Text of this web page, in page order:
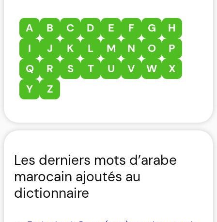
A B C D E F G
H
I
J K L M N O
P
Q
R S T U V W
X
Y
Z
Les derniers mots d’arabe
marocain ajoutés au
dictionnaire